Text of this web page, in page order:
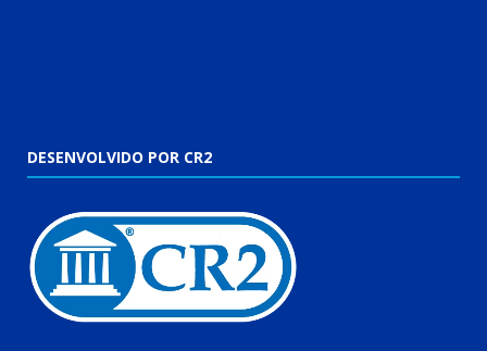
DESENVOLVIDO POR CR2